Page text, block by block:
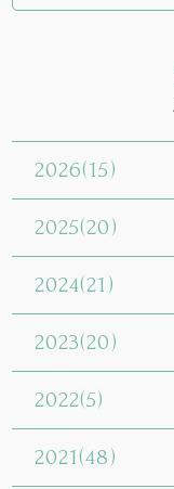
2026(15)
2025(20)
2024(21)
2023(20)
2022(5)
2021(48)